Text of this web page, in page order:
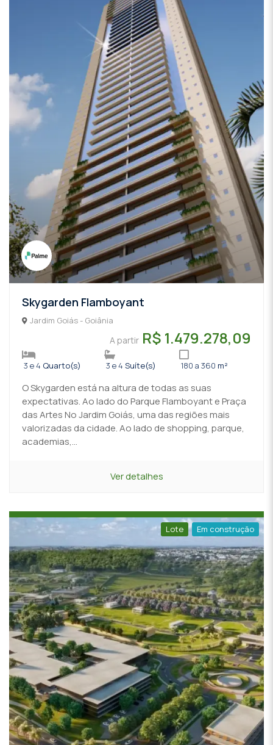
Skygarden Flamboyant
Jardim Goiás - Goiânia
A partir R$ 1.479.278,09
3 e 4 Quarto(s) 3 e 4 Suíte(s) 180 a 360 m²
O Skygarden está na altura de todas as suas
expectativas. Ao lado do Parque Flamboyant e Praça
das Artes No Jardim Goiás, uma das regiões mais
valorizadas da cidade. Ao lado de shopping, parque,
academias,...
Ver detalhes
Lote Em construção